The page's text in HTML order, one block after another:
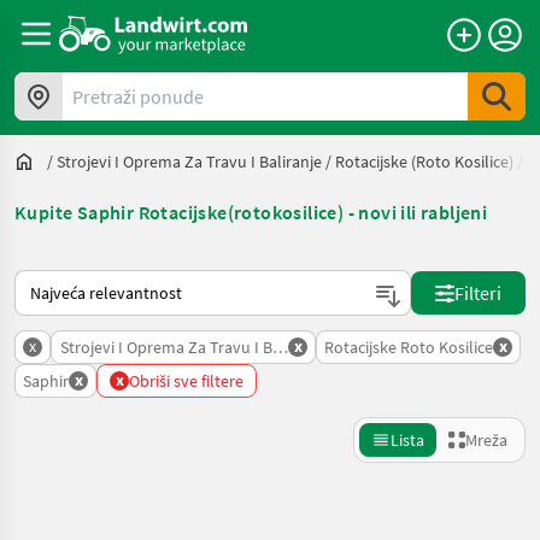
Pretraži ponude
/Strojevi I Oprema Za Travu I Baliranje / Rotacijske (roto Kosilice)
Kupite Saphir Rotacijske(rotokosilice) - novi ili rabljeni
Način na koji sortira Landwirt.com
Filteri
x Strojevi I Oprema Za Travu I Baliranje
x Rotacijske Roto Kosilice x
Saphir x x Obriši sve filtere
Lista Mreža